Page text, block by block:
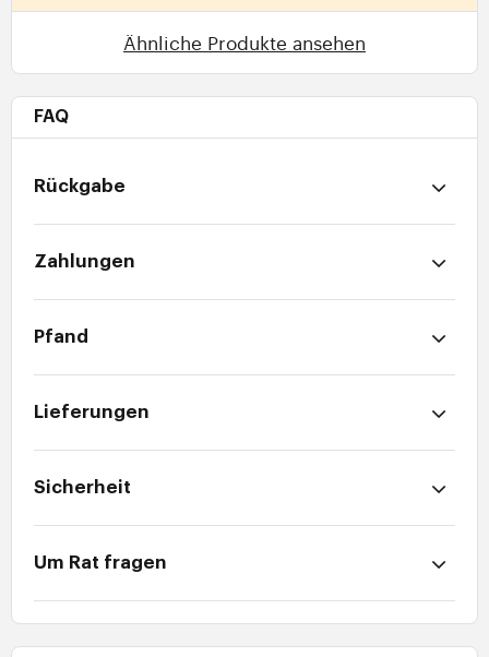
Ähnliche Produkte ansehen
FAQ
Rückgabe
Zahlungen
Pfand
Lieferungen
Sicherheit
Um Rat fragen